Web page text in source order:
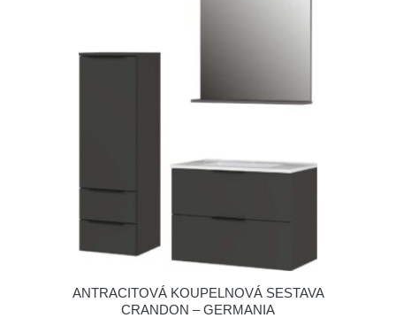
ANTRACITOVÁ KOUPELNOVÁ SESTAVA
CRANDON – GERMANIA